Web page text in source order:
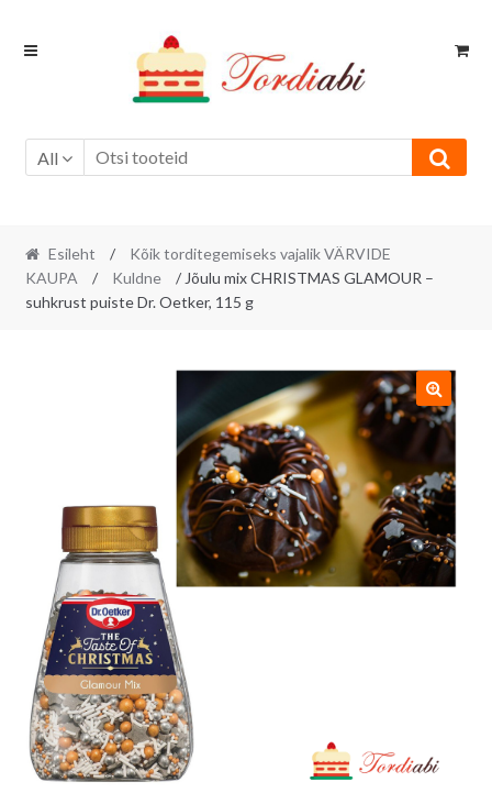
Skip
Skip
All
Esileht /
Kõik torditegemiseks vajalik VÄRVIDE
KAUPA
/ Kuldne
/ Jõulu mix CHRISTMAS GLAMOUR –
suhkrust puiste Dr. Oetker, 115 g